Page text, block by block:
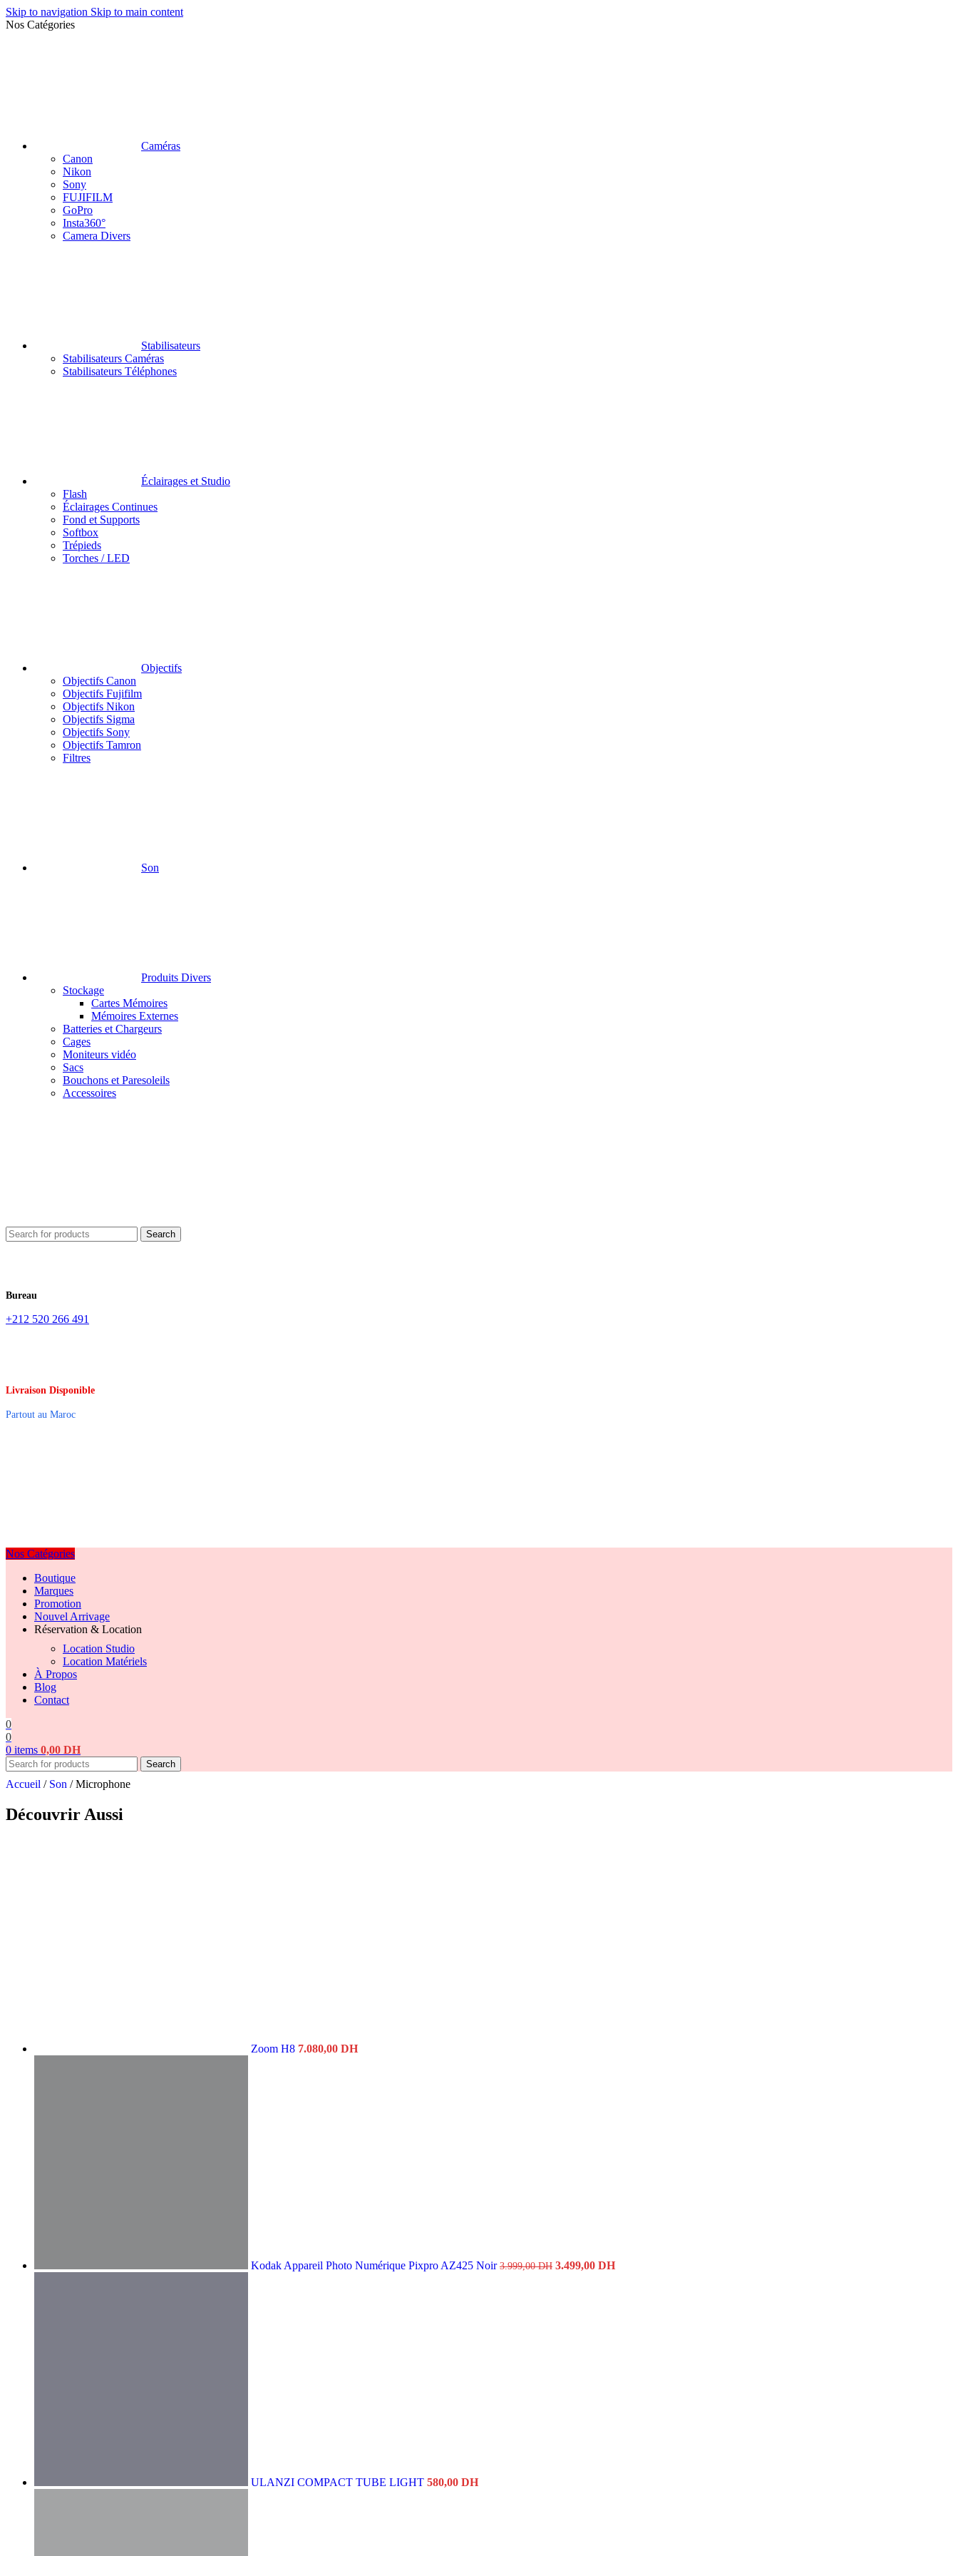
Skip to navigation Skip to main content
Nos Catégories
Caméras
Canon
Nikon
Sony
FUJIFILM
GoPro
Insta360°
Camera Divers
Stabilisateurs
Stabilisateurs Caméras
Stabilisateurs Téléphones
Éclairages et Studio
Flash
Éclairages Continues
Fond et Supports
Softbox
Trépieds
Torches / LED
Objectifs
Objectifs Canon
Objectifs Fujifilm
Objectifs Nikon
Objectifs Sigma
Objectifs Sony
Objectifs Tamron
Filtres
Son
Produits Divers
Stockage
Cartes Mémoires
Mémoires Externes
Batteries et Chargeurs
Cages
Moniteurs vidéo
Sacs
Bouchons et Paresoleils
Accessoires
Search
Bureau
+212 520 266 491
Livraison Disponible
Partout au Maroc
Nos Catégories
Boutique
Marques
Promotion
Nouvel Arrivage
Réservation & Location
Location Studio
Location Matériels
À Propos
Blog
Contact
0
0
0 items 0,00 DH
Search
Accueil / Son / Microphone
Découvrir Aussi
Zoom H8 7.080,00 DH
Kodak Appareil Photo Numérique Pixpro AZ425 Noir3.999,00DH 3.499,00 DH
ULANZI COMPACT TUBE LIGHT 580,00 DH